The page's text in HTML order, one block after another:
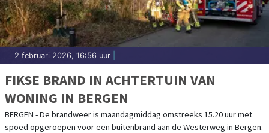
2 februari 2026, 16:56 uur
FIKSE BRAND IN ACHTERTUIN VAN
WONING IN BERGEN
BERGEN - De brandweer is maandagmiddag omstreeks 15.20 uur met
spoed opgeroepen voor een buitenbrand aan de Westerweg in Bergen.